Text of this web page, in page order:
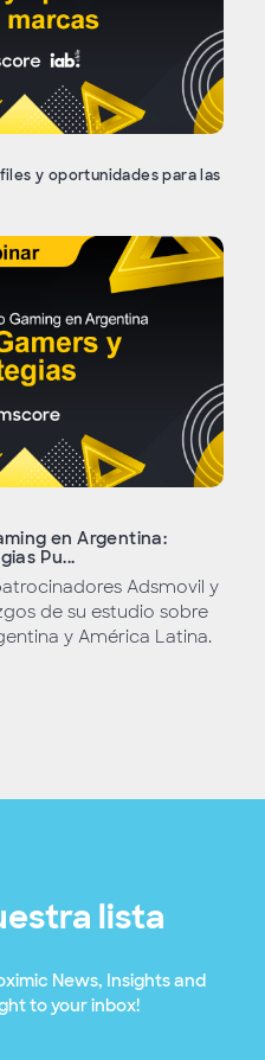
y oportunidades para las
en Argentina:
Pu...
Adsmovil y
de su estudio sobre
y América Latina.
lista
News, Insights and
to your inbox!